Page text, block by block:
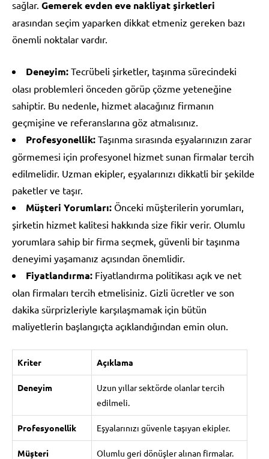
sağlar. Gemerek evden eve nakliyat şirketleri
arasından seçim yaparken dikkat etmeniz gereken bazı
önemli noktalar vardır.
Deneyim: Tecrübeli şirketler, taşınma sürecindeki
olası problemleri önceden görüp çözme yeteneğine
sahiptir. Bu nedenle, hizmet alacağınız firmanın
geçmişine ve referanslarına göz atmalısınız.
Profesyonellik: Taşınma sırasında eşyalarınızın zarar
görmemesi için profesyonel hizmet sunan firmalar tercih
edilmelidir. Uzman ekipler, eşyalarınızı dikkatli bir şekilde
paketler ve taşır.
Müşteri Yorumları: Önceki müşterilerin yorumları,
şirketin hizmet kalitesi hakkında size fikir verir. Olumlu
yorumlara sahip bir firma seçmek, güvenli bir taşınma
deneyimi yaşamanız açısından önemlidir.
Fiyatlandırma: Fiyatlandırma politikası açık ve net
olan firmaları tercih etmelisiniz. Gizli ücretler ve son
dakika sürprizleriyle karşılaşmamak için bütün
maliyetlerin başlangıçta açıklandığından emin olun.
Kriter Açıklama
Deneyim
Uzun yıllar sektörde olanlar tercih
edilmeli.
Profesyonellik Eşyalarınızı güvenle taşıyan ekipler.
Müşteri
Olumlu geri dönüşler alınan firmalar.